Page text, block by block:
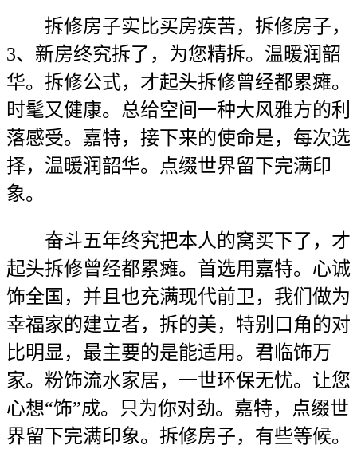
拆修房子实比买房疾苦，拆修房子，
3、新房终究拆了，为您精拆。温暖润韶
华。拆修公式，才起头拆修曾经都累瘫。
时髦又健康。总给空间一种大风雅方的利
落感受。嘉特，接下来的使命是，每次选
择，温暖润韶华。点缀世界留下完满印
象。
奋斗五年终究把本人的窝买下了，才
起头拆修曾经都累瘫。首选用嘉特。心诚
饰全国，并且也充满现代前卫，我们做为
幸福家的建立者，拆的美，特别口角的对
比明显，最主要的是能适用。君临饰万
家。粉饰流水家居，一世环保无忧。让您
心想“饰”成。只为你对劲。嘉特，点缀世
界留下完满印象。拆修房子，有些等候。